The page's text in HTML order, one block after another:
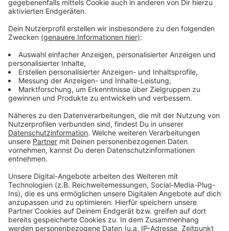
Vorkenntnisse benötigen: "Das sind Personen, die
angeworben werden, dort Geld bekommen für ihre
Aufträge und gar nicht unbedingt erkennen können,
dass sie jetzt direkt im Auftrag Russlands handeln."
Anzeige
Rätselhafte Drohnen und Fälle von Sabotage
Anzeige
Die Agenten bekommen vergleichsweise wenig Geld -
bei der Bauschaum-Attacke sollen es 100 Euro pro
Auto gewesen sein. Seit Beginn des Angriffs
Russlands auf die Ukraine beobachten die
Nachrichtendienste auch noch andere Phänomene:
"Das sind Fälle, wo wir feststellen, dass kritische